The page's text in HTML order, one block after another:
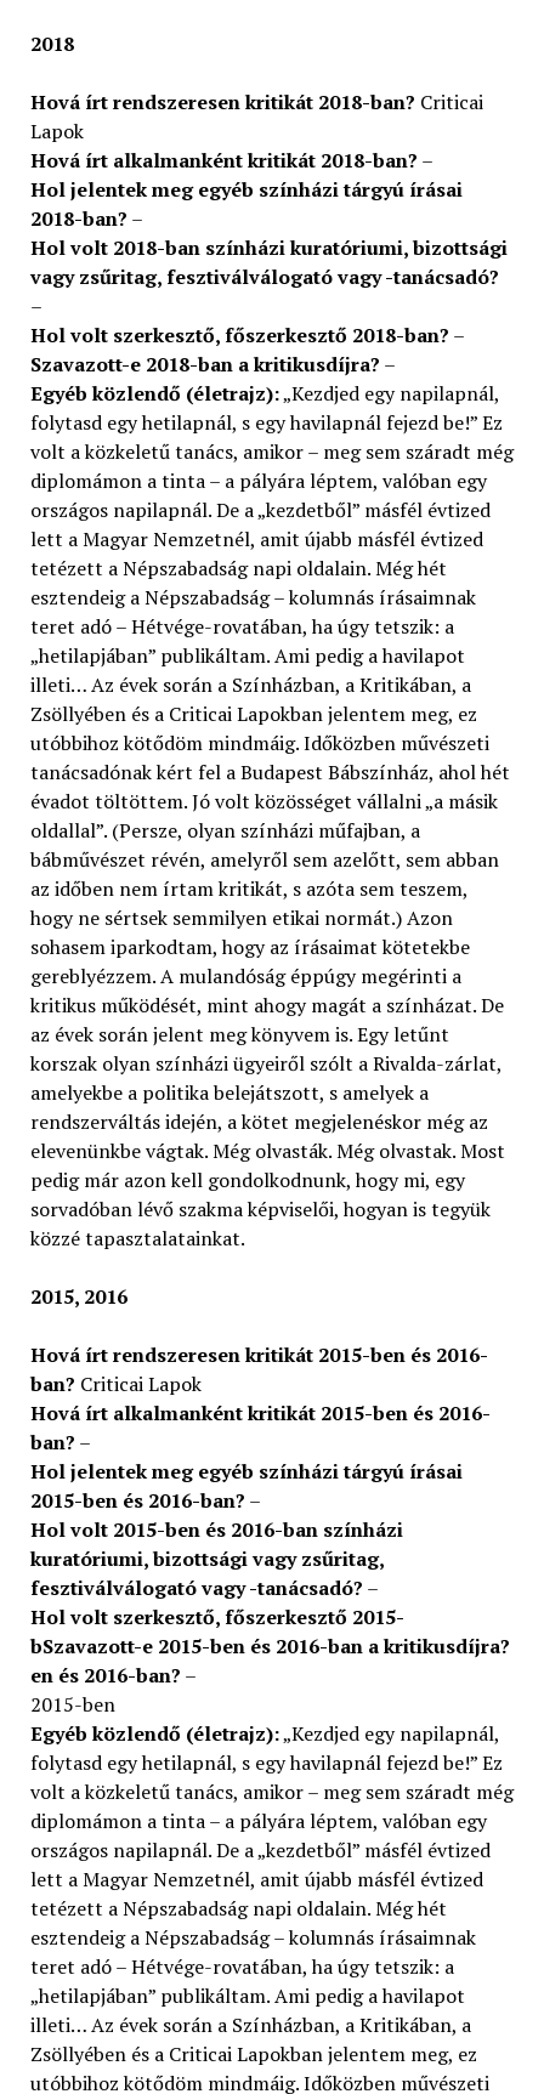
2018
Hová írt rendszeresen kritikát 2018-ban? Criticai
Lapok
Hová írt alkalmanként kritikát 2018-ban? –
Hol jelentek meg egyéb színházi tárgyú írásai
2018-ban? –
Hol volt 2018-ban színházi kuratóriumi, bizottsági
vagy zsűritag, fesztiválválogató vagy -tanácsadó?
–
Hol volt szerkesztő, főszerkesztő 2018-ban? –
Szavazott-e 2018-ban a kritikusdíjra? –
Egyéb közlendő (életrajz):„Kezdjed egy napilapnál,
folytasd egy hetilapnál, s egy havilapnál fejezd be!” Ez
volt a közkeletű tanács, amikor – meg sem száradt még
diplomámon a tinta – a pályára léptem, valóban egy
országos napilapnál. De a „kezdetből” másfél évtized
lett a Magyar Nemzetnél, amit újabb másfél évtized
tetézett a Népszabadság napi oldalain. Még hét
esztendeig a Népszabadság – kolumnás írásaimnak
teret adó – Hétvége-rovatában, ha úgy tetszik: a
„hetilapjában” publikáltam. Ami pedig a havilapot
illeti… Az évek során a Színházban, a Kritikában, a
Zsöllyében és a Criticai Lapokban jelentem meg, ez
utóbbihoz kötődöm mindmáig. Időközben művészeti
tanácsadónak kért fel a Budapest Bábszínház, ahol hét
évadot töltöttem. Jó volt közösséget vállalni „a másik
oldallal”. (Persze, olyan színházi műfajban, a
bábművészet révén, amelyről sem azelőtt, sem abban
az időben nem írtam kritikát, s azóta sem teszem,
hogy ne sértsek semmilyen etikai normát.) Azon
sohasem iparkodtam, hogy az írásaimat kötetekbe
gereblyézzem. A mulandóság éppúgy megérinti a
kritikus működését, mint ahogy magát a színházat. De
az évek során jelent meg könyvem is. Egy letűnt
korszak olyan színházi ügyeiről szólt a Rivalda-zárlat,
amelyekbe a politika belejátszott, s amelyek a
rendszerváltás idején, a kötet megjelenéskor még az
elevenünkbe vágtak. Még olvasták. Még olvastak. Most
pedig már azon kell gondolkodnunk, hogy mi, egy
sorvadóban lévő szakma képviselői, hogyan is tegyük
közzé tapasztalatainkat.
2015, 2016
Hová írt rendszeresen kritikát 2015-ben és 2016-
ban? Criticai Lapok
Hová írt alkalmanként kritikát 2015-ben és 2016-
ban? –
Hol jelentek meg egyéb színházi tárgyú írásai
2015-ben és 2016-ban? –
Hol volt 2015-ben és 2016-ban színházi
kuratóriumi, bizottsági vagy zsűritag,
fesztiválválogató vagy -tanácsadó? –
Hol volt szerkesztő, főszerkesztő 2015-
bSzavazott-e 2015-ben és 2016-ban a kritikusdíjra?
en és 2016-ban? –
2015-ben
Egyéb közlendő (életrajz):„Kezdjed egy napilapnál,
folytasd egy hetilapnál, s egy havilapnál fejezd be!” Ez
volt a közkeletű tanács, amikor – meg sem száradt még
diplomámon a tinta – a pályára léptem, valóban egy
országos napilapnál. De a „kezdetből” másfél évtized
lett a Magyar Nemzetnél, amit újabb másfél évtized
tetézett a Népszabadság napi oldalain. Még hét
esztendeig a Népszabadság – kolumnás írásaimnak
teret adó – Hétvége-rovatában, ha úgy tetszik: a
„hetilapjában” publikáltam. Ami pedig a havilapot
illeti… Az évek során a Színházban, a Kritikában, a
Zsöllyében és a Criticai Lapokban jelentem meg, ez
utóbbihoz kötődöm mindmáig. Időközben művészeti